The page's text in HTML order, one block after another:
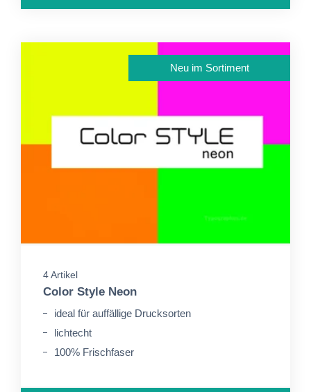
Neu im Sortiment
4 Artikel
Color Style Neon
ideal für auffällige Drucksorten
lichtecht
100% Frischfaser